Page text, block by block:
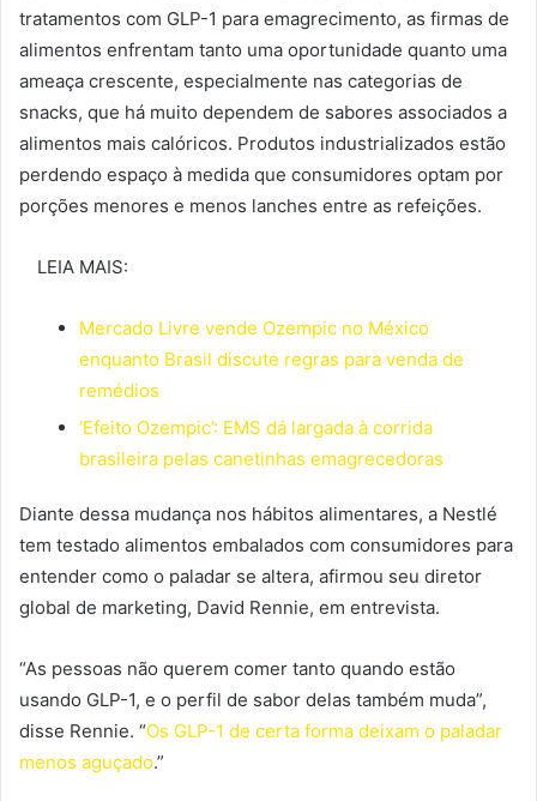
tratamentos com GLP-1 para emagrecimento, as firmas de
alimentos enfrentam tanto uma oportunidade quanto uma
ameaça crescente, especialmente nas categorias de
snacks, que há muito dependem de sabores associados a
alimentos mais calóricos. Produtos industrializados estão
perdendo espaço à medida que consumidores optam por
porções menores e menos lanches entre as refeições.
LEIA MAIS:
Mercado Livre vende Ozempic no México
enquanto Brasil discute regras para venda de
remédios
‘Efeito Ozempic’: EMS dá largada à corrida
brasileira pelas canetinhas emagrecedoras
Diante dessa mudança nos hábitos alimentares, a Nestlé
tem testado alimentos embalados com consumidores para
entender como o paladar se altera, afirmou seu diretor
global de marketing, David Rennie, em entrevista.
“As pessoas não querem comer tanto quando estão
usando GLP-1, e o perfil de sabor delas também muda”,
disse Rennie. “Os GLP-1 de certa forma deixam o paladar
menos aguçado.”